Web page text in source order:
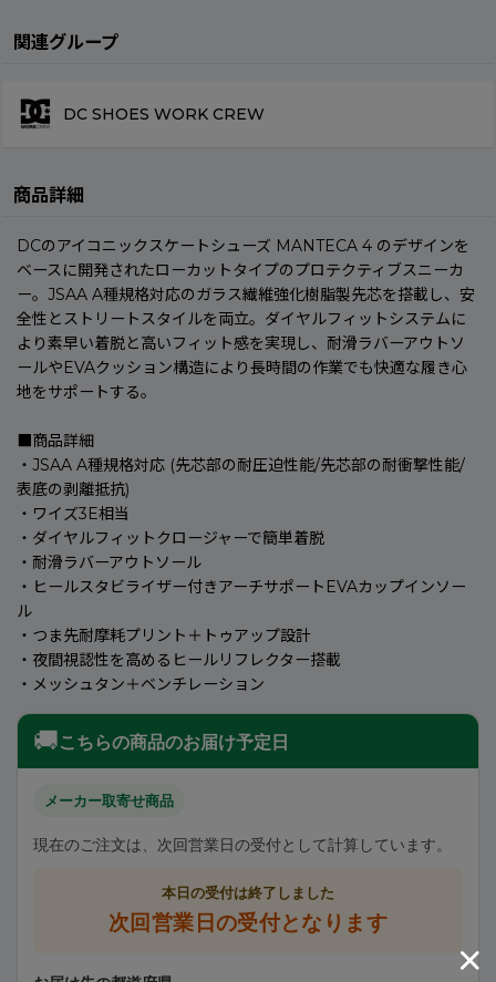
関連グループ
DC SHOES WORK CREW
商品詳細
DCのアイコニックスケートシューズ MANTECA 4 のデザインを
ベースに開発されたローカットタイプのプロテクティブスニーカ
ー。JSAA A種規格対応のガラス繊維強化樹脂製先芯を搭載し、安
全性とストリートスタイルを両立。ダイヤルフィットシステムに
より素早い着脱と高いフィット感を実現し、耐滑ラバーアウトソ
ールやEVAクッション構造により長時間の作業でも快適な履き心
地をサポートする。
■商品詳細
・JSAA A種規格対応 (先芯部の耐圧迫性能/先芯部の耐衝撃性能/
表底の剥離抵抗)
・ワイズ3E相当
・ダイヤルフィットクロージャーで簡単着脱
・耐滑ラバーアウトソール
・ヒールスタビライザー付きアーチサポートEVAカップインソー
ル
・つま先耐摩耗プリント＋トゥアップ設計
・夜間視認性を高めるヒールリフレクター搭載
・メッシュタン＋ベンチレーション
🚚こちらの商品のお届け予定日
メーカー取寄せ商品
現在のご注文は、次回営業日の受付として計算しています。
本日の受付は終了しました
次回営業日の受付となります